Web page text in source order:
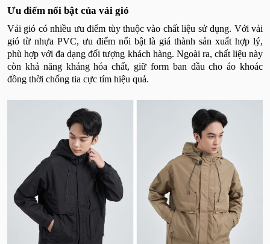
Ưu điểm nổi bật của vải gió
Vải gió có nhiều ưu điểm tùy thuộc vào chất liệu sử dụng. Với vải
gió từ nhựa PVC, ưu điểm nổi bật là giá thành sản xuất hợp lý,
phù hợp với đa dạng đối tượng khách hàng. Ngoài ra, chất liệu này
còn khả năng kháng hóa chất, giữ form ban đầu cho áo khoác
đồng thời chống tia cực tím hiệu quả.